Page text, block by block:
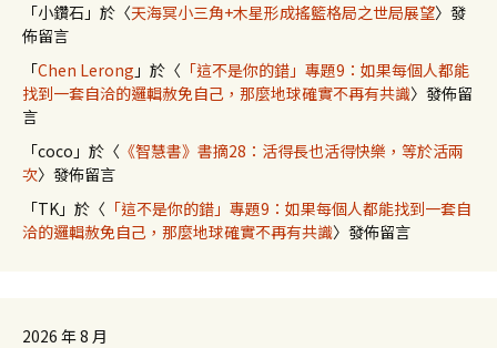
「小鑽石 」於〈天海冥小三角+木星形成搖籃格局之世局展望〉發
佈留言
「Chen Lerong 」於〈 「這不是你的錯」專題9：如果每個人都能
找到一套自洽的邏輯赦免自己，那麼地球確實不再有共識〉發佈留
言
「coco 」於〈 《智慧書》書摘28：活得長也活得快樂，等於活兩
次〉發佈留言
「TK」於〈 「這不是你的錯」專題9：如果每個人都能找到一套自
洽的邏輯赦免自己，那麼地球確實不再有共識〉發佈留言
2026 年 8 月